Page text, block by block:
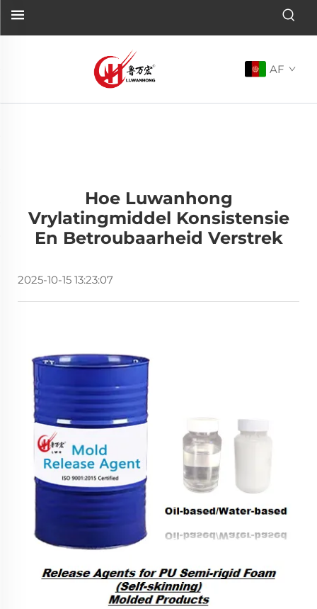
AF
Hoe Luwanhong
Vrylatingmiddel Konsistensie
En Betroubaarheid Verstrek
2025-10-15 13:23:07